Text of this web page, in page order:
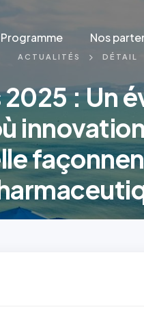
Programme Nos
ACTUALITÉS DÉTAIL
2025 : Un